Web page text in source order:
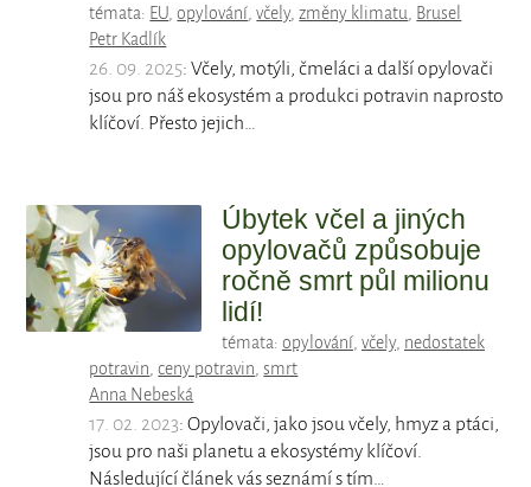
témata: EU,opylování,včely,změny klimatu, Brusel
Petr Kadlík
26. 09. 2025: Včely, motýli, čmeláci a další opylovači
jsou pro náš ekosystém a produkci potravin naprosto
klíčoví. Přesto jejich…
Úbytek včel a jiných
opylovačů způsobuje
ročně smrt půl milionu
lidí!
témata: opylování, včely, nedostatek
potravin,ceny potravin,smrt
Anna Nebeská
17. 02. 2023: Opylovači, jako jsou včely, hmyz a ptáci,
jsou pro naši planetu a ekosystémy klíčoví.
Následující článek vás seznámí s tím…